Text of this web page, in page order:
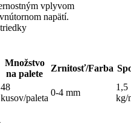
vplyvom
napätí.
Množstvo
na palete
Zrnitosť/Farba
48
kusov/paleta
0-4 mm
1,5
kg/